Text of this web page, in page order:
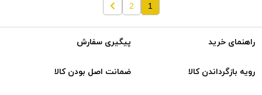
1
2
راهنمای خرید پیگیری سفارش
رویه بازگرداندن کالا ضمانت اصل بودن کالا